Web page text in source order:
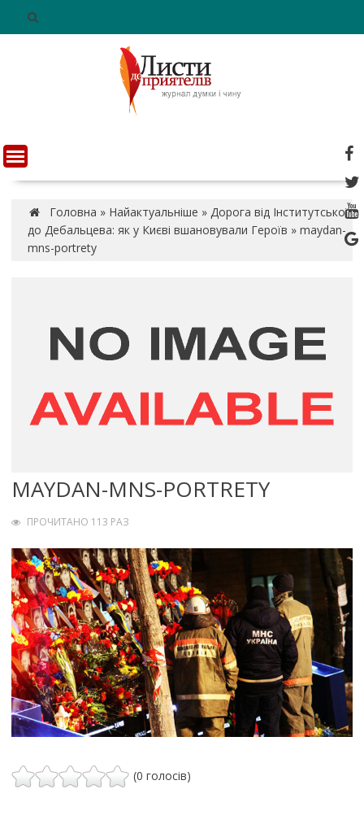
n
t
Головна » Найактуальніше » Дорога від Інститутської
до Дебальцева: як у Києві вшановували Героїв » maydan-
mns-portrety
MAYDAN-MNS-PORTRETY
ПРОЧИТАНО 113 РАЗ
(0 голосів)